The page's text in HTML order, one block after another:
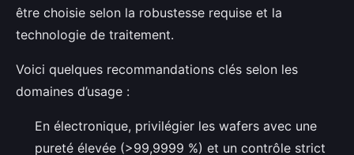
être choisie selon la robustesse requise et la
technologie de traitement.
Voici quelques recommandations clés selon les
domaines d’usage :
En électronique, privilégier les wafers avec une
pureté élevée (>99,9999 %) et un contrôle strict